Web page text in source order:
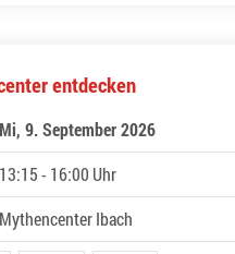
entdecken
Mi, 9. September 2026
13:15 - 16:00 Uhr
Mythencenter Ibach